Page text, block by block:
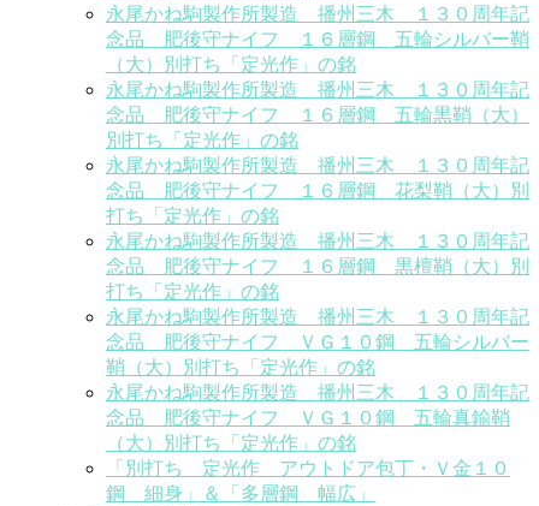
永尾かね駒製作所製造 播州三木 １３０周年記
念品 肥後守ナイフ １６層鋼 五輪シルバー鞘
（大）別打ち「定光作」の銘
永尾かね駒製作所製造 播州三木 １３０周年記
念品 肥後守ナイフ １６層鋼 五輪黒鞘（大）
別打ち「定光作」の銘
永尾かね駒製作所製造 播州三木 １３０周年記
念品 肥後守ナイフ １６層鋼 花梨鞘（大）別
打ち「定光作」の銘
永尾かね駒製作所製造 播州三木 １３０周年記
念品 肥後守ナイフ １６層鋼 黒檀鞘（大）別
打ち「定光作」の銘
永尾かね駒製作所製造 播州三木 １３０周年記
念品 肥後守ナイフ ＶＧ１０鋼 五輪シルバー
鞘（大）別打ち「定光作」の銘
永尾かね駒製作所製造 播州三木 １３０周年記
念品 肥後守ナイフ ＶＧ１０鋼 五輪真鍮鞘
（大）別打ち「定光作」の銘
「別打ち 定光作 アウトドア包丁・Ｖ金１０
鋼 細身」＆「多層鋼 幅広」